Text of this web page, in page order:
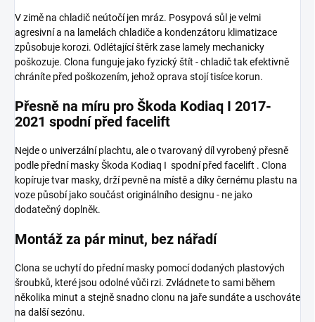
V zimě na chladič neútočí jen mráz. Posypová sůl je velmi
agresivní a na lamelách chladiče a kondenzátoru klimatizace
způsobuje korozi. Odlétající štěrk zase lamely mechanicky
poškozuje. Clona funguje jako fyzický štít - chladič tak efektivně
chráníte před poškozením, jehož oprava stojí tisíce korun.
Přesně na míru pro Škoda Kodiaq I 2017-
2021 spodní před facelift
Nejde o univerzální plachtu, ale o tvarovaný díl vyrobený přesně
podle přední masky Škoda Kodiaq I spodní před facelift . Clona
kopíruje tvar masky, drží pevně na místě a díky černému plastu na
voze působí jako součást originálního designu - ne jako
dodatečný doplněk.
Montáž za pár minut, bez nářadí
Clona se uchytí do přední masky pomocí dodaných plastových
šroubků, které jsou odolné vůči rzi. Zvládnete to sami během
několika minut a stejně snadno clonu na jaře sundáte a uschováte
na další sezónu.